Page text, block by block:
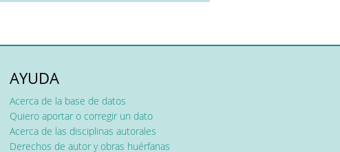
AYUDA
Acerca de la base de datos
Quiero aportar o corregir un dato
Acerca de las disciplinas autorales
Derechos de autor y obras huérfanas